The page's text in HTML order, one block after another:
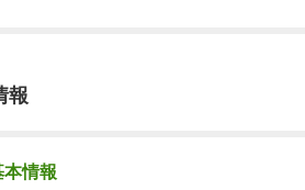
報
本情報